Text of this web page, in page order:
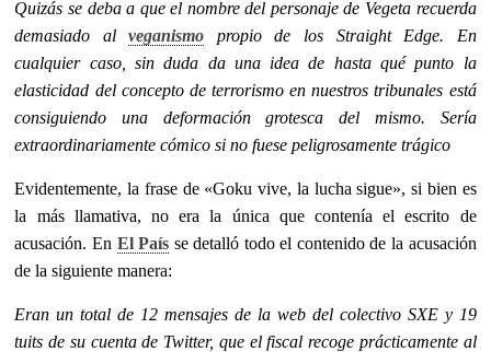
Quizás se deba a que el nombre del personaje de Vegeta recuerda
demasiado alveganismo
propio de los Straight Edge. En
cualquier caso, sin duda da una idea de hasta qué punto la
elasticidad del concepto de terrorismo en nuestros tribunales está
consiguiendo una deformación grotesca del mismo. Sería
extraordinariamente cómico si no fuese peligrosamente trágico
Evidentemente, la frase de «Goku vive, la lucha sigue», si bien es
la más llamativa, no era la única que contenía el escrito de
acusación. En El País se detalló todo el contenido de la acusación
de la siguiente manera:
Eran un total de 12 mensajes de la web del colectivo SXE y 19
tuits de su cuenta de Twitter, que el fiscal recoge prácticamente al